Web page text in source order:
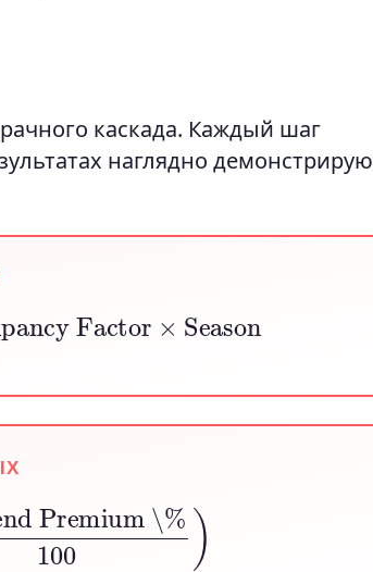
каскада. Каждый шаг
наглядно
Factor×Season
Premium \%100